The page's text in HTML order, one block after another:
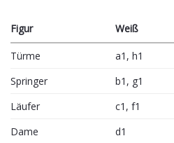
Figur Weiß
Türme a1, h1
Springer
b1, g1
Läufer
c1, f1
Dame
d1